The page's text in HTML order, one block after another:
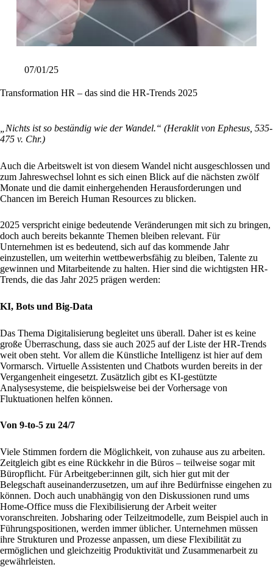
07/01/25
Transformation HR – das sind die HR-Trends 2025
„Nichts ist so beständig wie der Wandel.“ (Heraklit von Ephesus, 535-
475 v. Chr.)
Auch die Arbeitswelt ist von diesem Wandel nicht ausgeschlossen und
zum Jahreswechsel lohnt es sich einen Blick auf die nächsten zwölf
Monate und die damit einhergehenden Herausforderungen und
Chancen im Bereich Human Resources zu blicken.
2025 verspricht einige bedeutende Veränderungen mit sich zu bringen,
doch auch bereits bekannte Themen bleiben relevant. Für
Unternehmen ist es bedeutend, sich auf das kommende Jahr
einzustellen, um weiterhin wettbewerbsfähig zu bleiben, Talente zu
gewinnen und Mitarbeitende zu halten. Hier sind die wichtigsten HR-
Trends, die das Jahr 2025 prägen werden:
KI, Bots und Big-Data
Das Thema Digitalisierung begleitet uns überall. Daher ist es keine
große Überraschung, dass sie auch 2025 auf der Liste der HR-Trends
weit oben steht. Vor allem die Künstliche Intelligenz ist hier auf dem
Vormarsch. Virtuelle Assistenten und Chatbots wurden bereits in der
Vergangenheit eingesetzt. Zusätzlich gibt es KI-gestützte
Analysesysteme, die beispielsweise bei der Vorhersage von
Fluktuationen helfen können.
Von 9-to-5 zu 24/7
Viele Stimmen fordern die Möglichkeit, von zuhause aus zu arbeiten.
Zeitgleich gibt es eine Rückkehr in die Büros – teilweise sogar mit
Büropflicht. Für Arbeitgeber:innen gilt, sich hier gut mit der
Belegschaft auseinanderzusetzen, um auf ihre Bedürfnisse eingehen zu
können. Doch auch unabhängig von den Diskussionen rund ums
Home-Office muss die Flexibilisierung der Arbeit weiter
voranschreiten. Jobsharing oder Teilzeitmodelle, zum Beispiel auch in
Führungspositionen, werden immer üblicher. Unternehmen müssen
ihre Strukturen und Prozesse anpassen, um diese Flexibilität zu
ermöglichen und gleichzeitig Produktivität und Zusammenarbeit zu
gewährleisten.